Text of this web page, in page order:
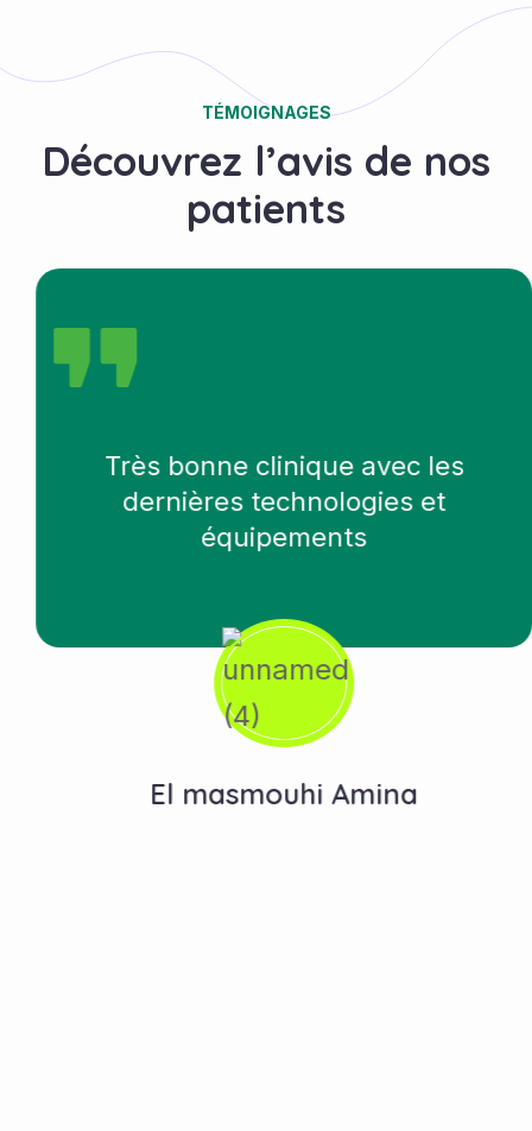
TÉMOIGNAGES
Découvrez l’avis de nos
patients
Très bonne clinique avec les
dernières technologies et
équipements
El masmouhi Amina